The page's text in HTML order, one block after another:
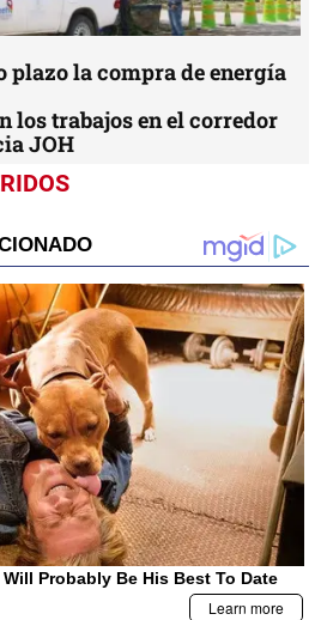
la compra de energía
los trabajos en el corredor
JOH